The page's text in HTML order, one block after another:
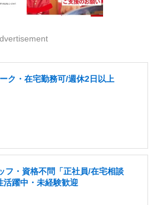
ク・在宅勤務可/週休2日以上
フ・資格不問「正社員/在宅相談
活躍中・未経験歓迎